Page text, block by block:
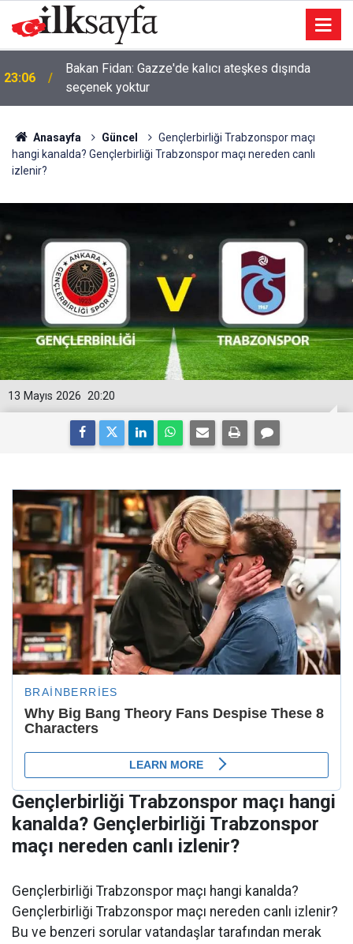
23:04 Düğünde tekmeli yumruklu kavga: 5 yaralı
Anasayfa Güncel
Gençlerbirliği Trabzonspor maçı
hangi kanalda? Gençlerbirliği Trabzonspor maçı nereden canlı
izlenir?
20:20
13 Mayıs 2026
Gençlerbirliği Trabzonspor maçı hangi
kanalda? Gençlerbirliği Trabzonspor
maçı nereden canlı izlenir?
Gençlerbirliği Trabzonspor maçı hangi kanalda?
Gençlerbirliği Trabzonspor maçı nereden canlı izlenir?
Bu ve benzeri sorular vatandaşlar tarafından merak